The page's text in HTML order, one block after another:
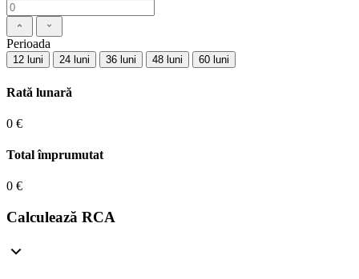
Perioada
12 luni 24 luni 36 luni 48 luni 60 luni
Rată lunară
0 €
Total împrumutat
0 €
Calculează RCA